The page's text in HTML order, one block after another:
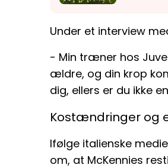
Under et interview
- Min træner hos
ældre, og din krop
dig, ellers er du ikke
Kostændringer og
Ifølge italienske
om, at McKennies